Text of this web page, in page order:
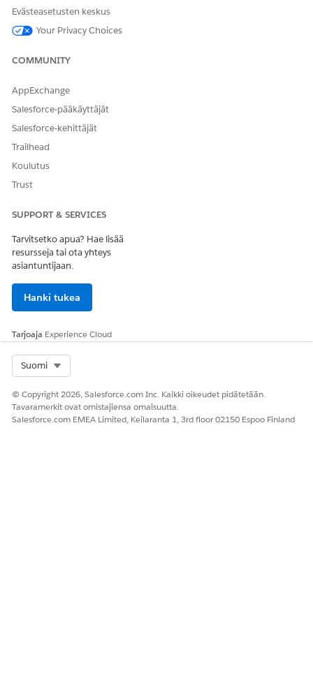
linkin, joka käyttää instanssikohtaista toimialuettasi.
Anna palautetta, jotta voimme kehittyä!
Evästeasetusten keskus
Your Privacy Choices
COMMUNITY
AppExchange
Salesforce-pääkäyttäjät
Salesforce-kehittäjät
Trailhead
Koulutus
Trust
SUPPORT & SERVICES
Tarvitsetko apua? Hae lisää
resursseja tai ota yhteys
asiantuntijaan.
Hanki tukea
Tarjoaja Experience Cloud
Suomi
© Copyright 2026, Salesforce.com Inc. Kaikki oikeudet pidätetään.
Tavaramerkit ovat omistajiensa omaisuutta.
Salesforce.com EMEA Limited, Keilaranta 1, 3rd floor 02150 Espoo Finland